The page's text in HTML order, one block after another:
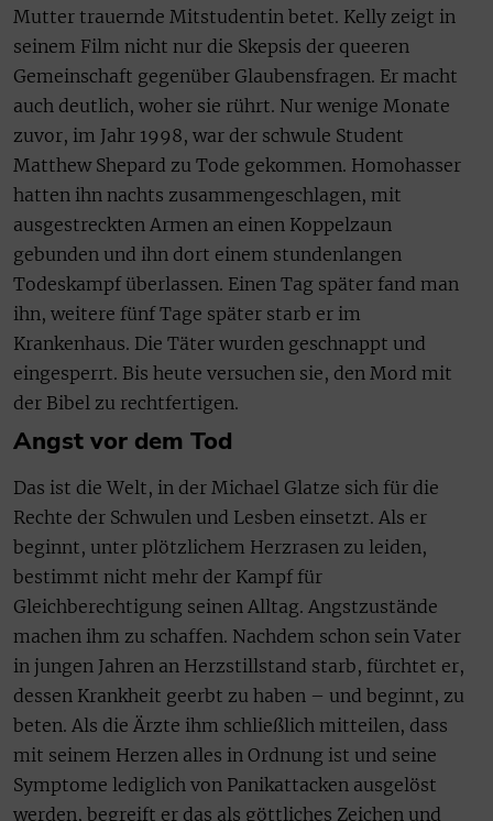
Mutter trauernde Mitstudentin betet. Kelly zeigt in
seinem Film nicht nur die Skepsis der queeren
Gemeinschaft gegenüber Glaubensfragen. Er macht
auch deutlich, woher sie rührt. Nur wenige Monate
zuvor, im Jahr 1998, war der schwule Student
Matthew Shepard zu Tode gekommen. Homohasser
hatten ihn nachts zusammengeschlagen, mit
ausgestreckten Armen an einen Koppelzaun
gebunden und ihn dort einem stundenlangen
Todeskampf überlassen. Einen Tag später fand man
ihn, weitere fünf Tage später starb er im
Krankenhaus. Die Täter wurden geschnappt und
eingesperrt. Bis heute versuchen sie, den Mord mit
der Bibel zu rechtfertigen.
Angst vor dem Tod
Das ist die Welt, in der Michael Glatze sich für die
Rechte der Schwulen und Lesben einsetzt. Als er
beginnt, unter plötzlichem Herzrasen zu leiden,
bestimmt nicht mehr der Kampf für
Gleichberechtigung seinen Alltag. Angstzustände
machen ihm zu schaffen. Nachdem schon sein Vater
in jungen Jahren an Herzstillstand starb, fürchtet er,
dessen Krankheit geerbt zu haben – und beginnt, zu
beten. Als die Ärzte ihm schließlich mitteilen, dass
mit seinem Herzen alles in Ordnung ist und seine
Symptome lediglich von Panikattacken ausgelöst
werden, begreift er das als göttliches Zeichen und